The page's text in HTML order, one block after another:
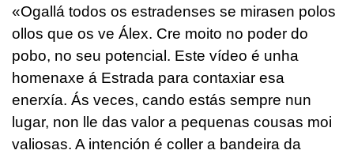
«Ogallá todos os estradenses se mirasen polos
ollos que os ve Álex. Cre moito no poder do
pobo, no seu potencial. Este vídeo é unha
homenaxe á Estrada para contaxiar esa
enerxía. Ás veces, cando estás sempre nun
lugar, non lle das valor a pequenas cousas moi
valiosas. A intención é coller a bandeira da